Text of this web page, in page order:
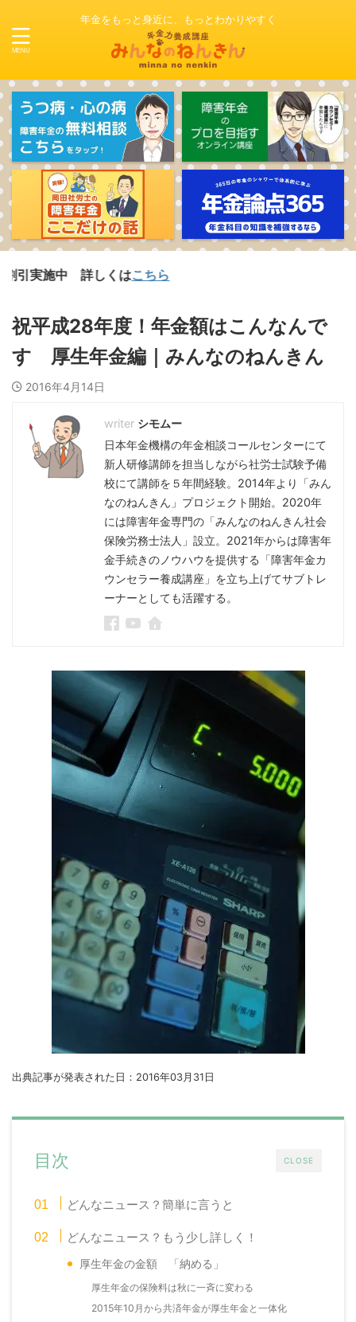
年金をもっと身近に、もっとわかりやすく
詳しくはこちら
祝平成28年度！年金額はこんなんで
す 厚生年金編｜みんなのねんきん
2016年4月14日
シモムー
日本年金機構の年金相談コールセンターにて
新人研修講師を担当しながら社労士試験予備
校にて講師を５年間経験。2014年より「みん
なのねんきん」プロジェクト開始。2020年
には障害年金専門の「みんなのねんきん社会
保険労務士法人」設立。2021年からは障害年
金手続きのノウハウを提供する「障害年金カ
ウンセラー養成講座」を立ち上げてサブトレ
ーナーとしても活躍する。
出典記事が発表された日：2016年03月31日
CLOSE
目次
どんなニュース？簡単に言うと
どんなニュース？もう少し詳しく！
厚生年金の金額 「納める」
厚生年金の保険料は秋に一斉に変わる
2015年10月から共済年金が厚生年金と一体化